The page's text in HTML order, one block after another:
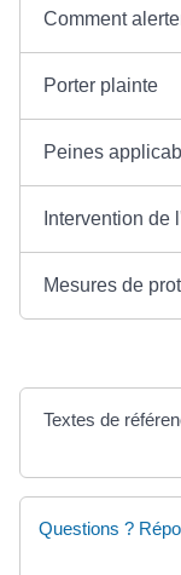
Comment
Porter plainte
Peines
Intervention
Mesures de
Textes de
Questions ?